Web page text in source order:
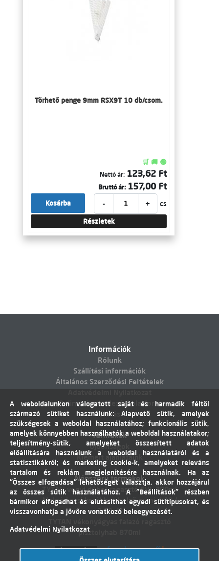
Törhető penge 9mm RSX9T 10 db/csom.
🛒 🚚 🟢
Nettó ár: 123,62 Ft
Bruttó ár: 157,00 Ft
- + cs
Kosárba
Részletek
Információk
Rólunk
Szállítási információk
Általános Szerződési Feltételek
Online vitarendezési platform
Elállás
Termékek
Újdonságok
Kiemelt ajánlataink
Népszerű termékek
TYTAN vegyi dübel ragasztó EVI. 300ml
Molnárkocsi kerékhez belső gumi 4,10 /
3,50-4"
pisztolyhab 870ml
A weboldalunkon válogatott saját és harmadik féltől
származó sütiket használunk: Alapvető sütik, amelyek
szükségesek a weboldal használatához; funkcionális sütik,
amelyek könnyebben használhatók a weboldal használatakor;
teljesítmény-sütik, amelyeket összesített adatok
előállítására használunk a weboldal használatáról és a
statisztikákról; és marketing cookie-k, amelyeket releváns
tartalom és reklám megjelenítésére használnak. Ha az
"Összes elfogadása" lehetőséget választja, akkor hozzájárul
az összes sütik használatához. A "Beállítások" részben
bármikor elfogadhat és elutasíthat egyedi sütitípusokat, és
visszavonhatja a jövőre vonatkozó beleegyezését.
Adatvédelmi Nyilatkozat